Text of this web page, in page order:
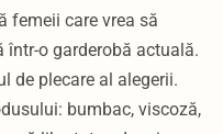
femeii care vrea să
într-o garderobă actuală.
de plecare al alegerii.
bumbac, viscoză,